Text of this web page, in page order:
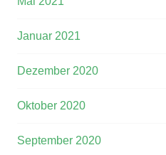
Januar 2021
Dezember 2020
Oktober 2020
September 2020